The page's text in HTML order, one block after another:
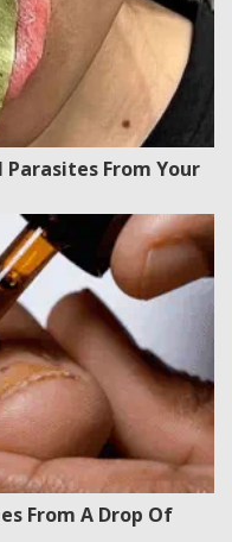
Parasites From Your
From A Drop Of